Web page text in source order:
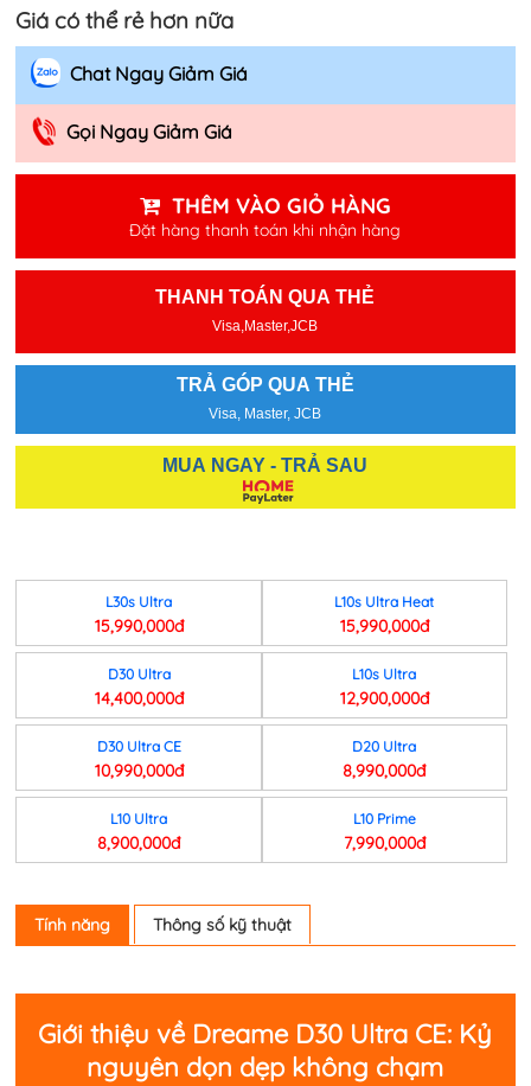
Giá có thể rẻ hơn nữa
Chat Ngay Giảm Giá
Gọi Ngay Giảm Giá
THÊM VÀO GIỎ HÀNG
Đặt hàng thanh toán khi nhận hàng
THANH TOÁN QUA THẺ
Visa,Master,JCB
TRẢ GÓP QUA THẺ
Visa, Master, JCB
MUA NGAY - TRẢ SAU
L30s Ultra
15,990,000đ
L10s Ultra Heat
15,990,000đ
D30 Ultra
14,400,000đ
L10s Ultra
12,900,000đ
D30 Ultra CE
10,990,000đ
D20 Ultra
8,990,000đ
L10 Ultra
8,900,000đ
L10 Prime
7,990,000đ
Tính năng Thông số kỹ thuật
Giới thiệu về Dreame D30 Ultra CE: Kỷ
nguyên dọn dẹp không chạm